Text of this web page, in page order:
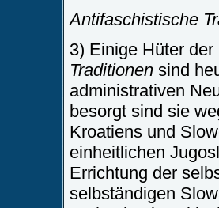
Antifaschistische
3) Einige Hüter
Traditionen sind
administrativen
besorgt sind sie
Kroatiens und
einheitlichen
Errichtung der
selbständigen